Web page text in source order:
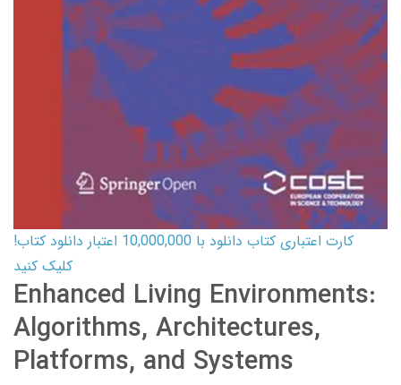
کارت اعتباری کتاب دانلود با 10,000,000 اعتبار دانلود کتاب!
کلیک کنید
Enhanced Living Environments:
Algorithms, Architectures,
Platforms, and Systems